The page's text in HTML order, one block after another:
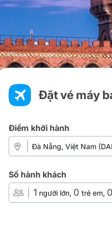
Đặt vé máy
Điểm khởi hành
Số hành khách
1 người lớn, 0 trẻ em, 0